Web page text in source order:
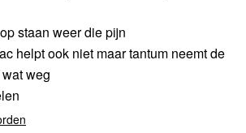
staan weer die pijn
helpt ook niet maar tantum neemt de
weg